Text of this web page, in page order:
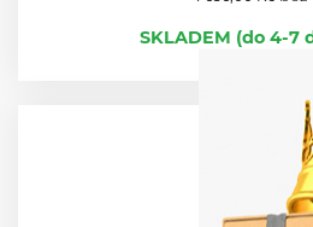
SKLADEM (do 4-7